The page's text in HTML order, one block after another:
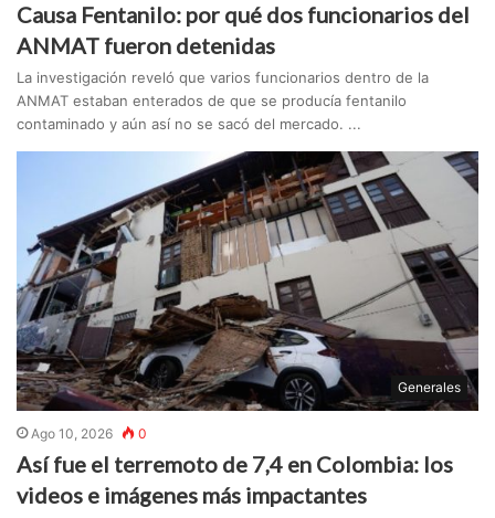
Causa Fentanilo: por qué dos funcionarios del
ANMAT fueron detenidas
La investigación reveló que varios funcionarios dentro de la
ANMAT estaban enterados de que se producía fentanilo
contaminado y aún así no se sacó del mercado. ...
Generales
Ago 10, 2026 0
Así fue el terremoto de 7,4 en Colombia: los
videos e imágenes más impactantes